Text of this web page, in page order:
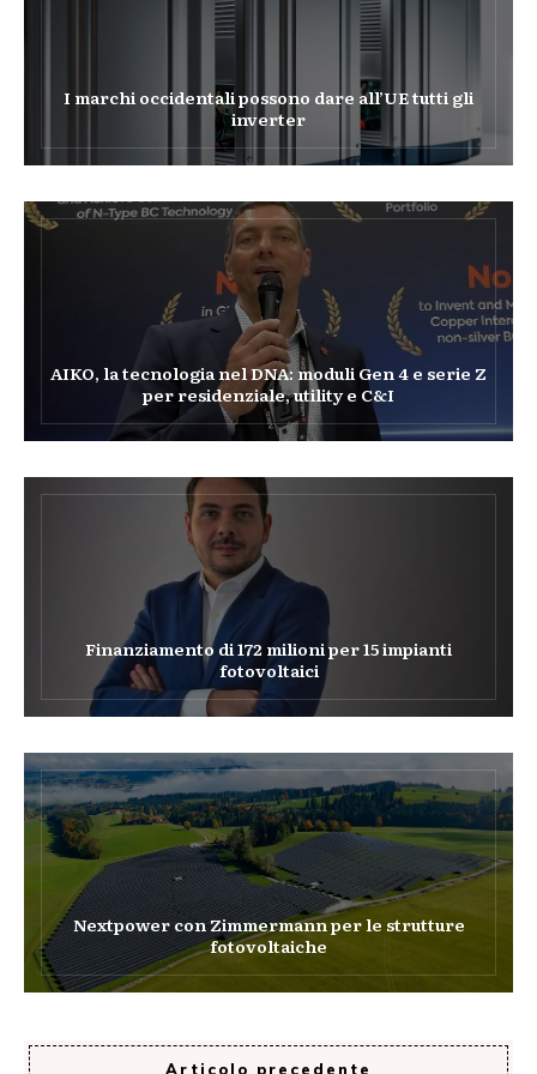
I marchi occidentali possono dare all’UE tutti gli
inverter
AIKO, la tecnologia nel DNA: moduli Gen 4 e serie Z
per residenziale, utility e C&I
Finanziamento di 172 milioni per 15 impianti
fotovoltaici
Nextpower con Zimmermann per le strutture
fotovoltaiche
Articolo precedente